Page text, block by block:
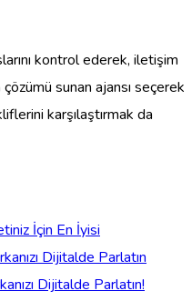
kontrol ederek, iletişim
sunan ajansı seçerek
karşılaştırmak da
İçin En İyisi
Dijitalde Parlatın
Dijitalde Parlatın!